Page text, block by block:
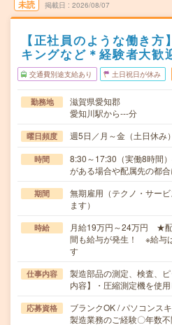
未読 掲載日 2026/08/07
【正社員のような働き方
キングなど＊経験者大歓
交通費別途支給あり 土日祝日が休み
勤務地
滋賀県愛知郡
愛知川駅から---分
曜日頻度 週5日／月～金（土日休み）
時間
8:30～17:30（実働8時間
がある場合や配属先の都
期間
無期雇用（テクノ・サー
ます）
時給
月給19万円～24万円 ★配
間も給与が発生！ ※給与
す
仕事内容
製造部品の測定、検査、
内容】・圧縮測定機を使
応募資格
ブランクOK / パソコンス
製造業務のご経験〇年数